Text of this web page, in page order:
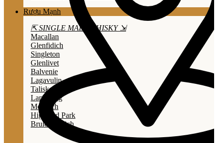
Rượu Mạnh
⇱ SINGLE MALT WHISKY ⇲
Macallan
Glenfidich
Singleton
Glenlivet
Balvenie
Lagavulin
Talisker
Laphroaig
Mortlach
Highland Park
Bruichladdich